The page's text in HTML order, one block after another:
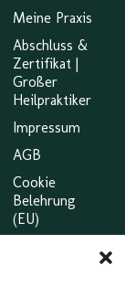
Meine Praxis
Abschluss &
Zertifikat |
Großer
Heilpraktiker
Impressum
AGB
Cookie
Belehrung
(EU)